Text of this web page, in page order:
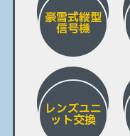
豪雪式縦型
信号機
レンズユニ
ット交換